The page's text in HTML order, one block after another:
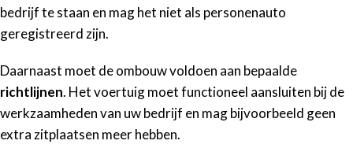
bedrijf te staan en mag het niet als personenauto
geregistreerd zijn.
Daarnaast moet de ombouw voldoen aan bepaalde
richtlijnen. Het voertuig moet functioneel aansluiten bij de
werkzaamheden van uw bedrijf en mag bijvoorbeeld geen
extra zitplaatsen meer hebben.